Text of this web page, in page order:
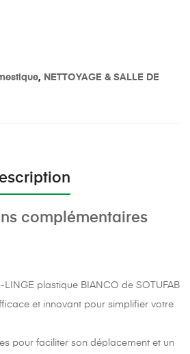
, NETTOYAGE & SALLE DE
complémentaires
LINGE plastique BIANCO de SOTUFAB
et innovant pour simplifier votre
pour faciliter son déplacement et un